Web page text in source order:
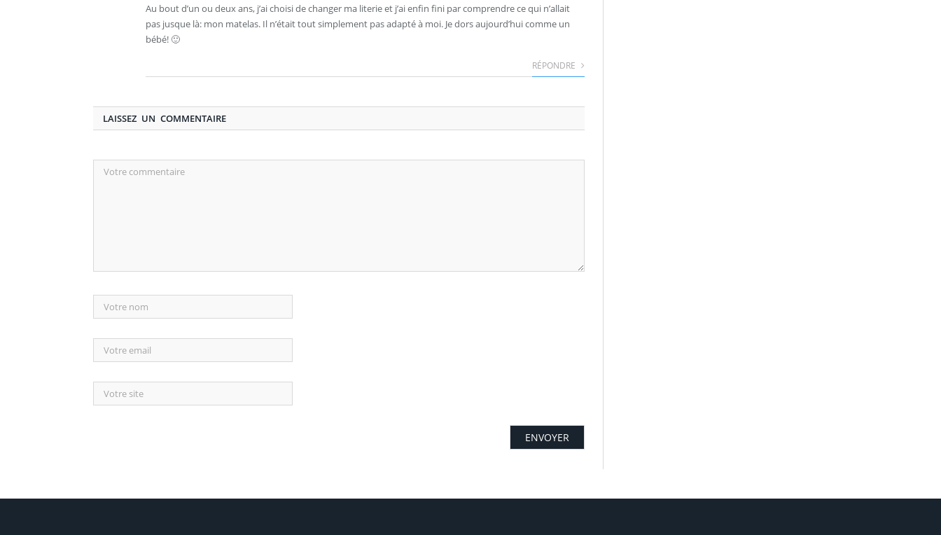
Au bout d’un ou deux ans, j’ai choisi de changer ma literie et j’ai enfin fini par comprendre ce qui n’allait
pas jusque là: mon matelas. Il n’était tout simplement pas adapté à moi. Je dors aujourd’hui comme un
bébé! 🙂
RÉPONDRE
LAISSEZ UN COMMENTAIRE